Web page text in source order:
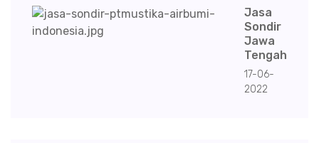
Jasa
Sondir
Jawa
Tengah
17-06-
2022